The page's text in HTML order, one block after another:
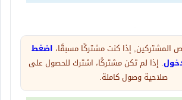
سيتم الشرح عن حاويات السوائل في
تشمل الزيوت والمياه والاغطية الخاصة
بكل حاوية
زيت المحرك
المشتركين, إذا كنت مشتركًا مسبقًا، اضغط
. إذا لم تكن مشتركًا، اشترك للحصول على
صلاحية وصول كاملة.